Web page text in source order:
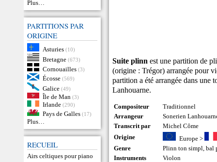
Plus…
PARTITIONS PAR
ORIGINE
Asturies (10)
Bretagne (673)
Cornouailles (3)
Écosse (569)
Galice (49)
Île de Man (3)
Irlande (290)
Pays de Galles (17)
Plus…
RECUEIL
Airs celtiques pour piano
Suite plinn est une partition de
(origine : Trégor) arrangée pour
partition a été arrangée dans une
Lanhouarne.
Compositeur
Traditionnel
Arrangeur
Sonerien
Transcrit par
Michel Côme
Origine
Europe>
Genre
Plinn ton simpl,bal
Instruments
Violon